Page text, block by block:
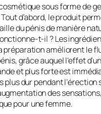
sous forme de
d’abord, le produit
du pénis de manière
t-il ? Les
préparation améliorent le
grâce auquel l’effet
et plus forte est
plus dur pendant l’érection
des
pour une femme.